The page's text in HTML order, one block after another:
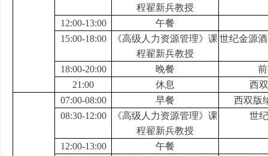
程翟新兵教授
12:00-13:00
午餐
15:00-18:00
《高级人力资源管理》课
程翟新兵教授
世纪金源
18:00-20:00 晚餐
21:00
休息 西
07:00-08:00 早餐
西双版
08:30-12:00
《高级人力资源管理》课
程翟新兵教授
世
12:00-13:00
午餐